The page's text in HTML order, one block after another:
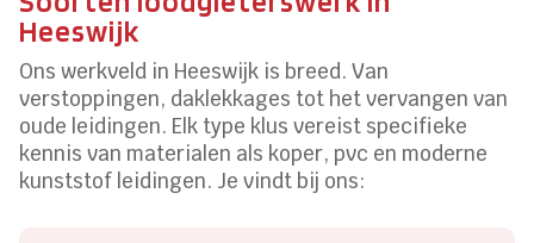
Heeswijk
Ons werkveld in Heeswijk is breed. Van
verstoppingen, daklekkages tot het vervangen van
oude leidingen. Elk type klus vereist specifieke
kennis van materialen als koper, pvc en moderne
kunststof leidingen. Je vindt bij ons: